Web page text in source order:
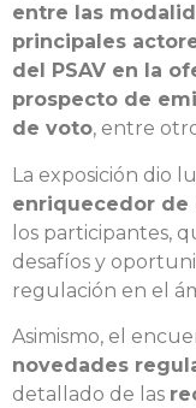
entre las
principales
del PSAV en la
prospecto de
de voto, entre
La exposición dio
enriquecedor de
los participantes,
desafíos y
regulación en el
Asimismo, el
novedades
detallado de las